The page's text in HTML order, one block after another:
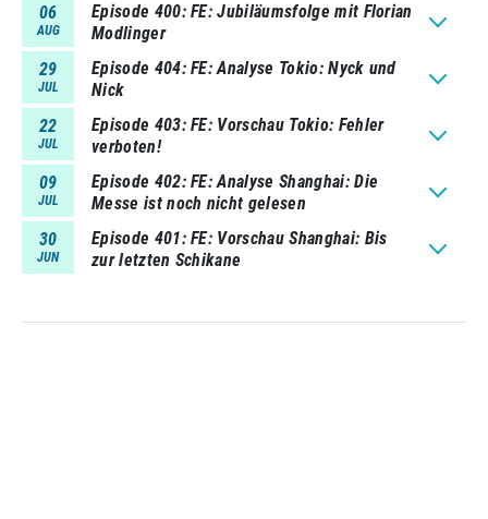
06
AUG
Episode 400 FE: Jubiläumsfolge mit Florian
Modlinger
29
JUL
Episode 404 FE: Analyse Tokio: Nyck und
Nick
22
JUL
Episode 403 FE: Vorschau Tokio: Fehler
verboten!
09
JUL
Episode 402 FE: Analyse Shanghai: Die
Messe ist noch nicht gelesen
30
JUN
Episode 401 FE: Vorschau Shanghai: Bis
zur letzten Schikane